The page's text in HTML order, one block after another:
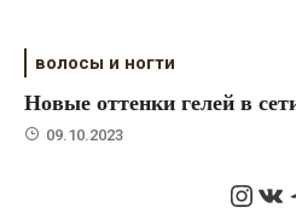
волосы и ногти
Новые оттенки гелей в
09.10.2023